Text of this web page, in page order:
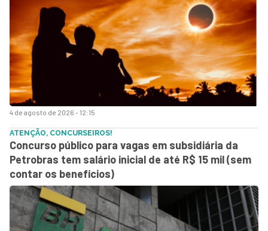
4 de agosto de 2026 - 12:15
ATENÇÃO, CONCURSEIROS!
Concurso público para vagas em subsidiária da
Petrobras tem salário inicial de até R$ 15 mil (sem
contar os benefícios)